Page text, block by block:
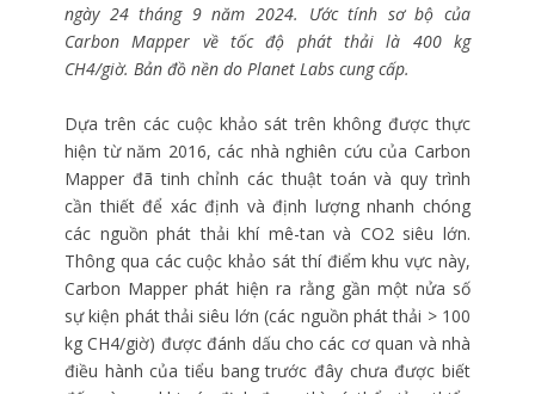
ngày 24 tháng 9 năm 2024. Ước tính sơ bộ của
Carbon Mapper về tốc độ phát thải là 400 kg
CH4/giờ. Bản đồ nền do Planet Labs cung cấp.
Dựa trên các cuộc khảo sát trên không được thực
hiện từ năm 2016, các nhà nghiên cứu của Carbon
Mapper đã tinh chỉnh các thuật toán và quy trình
cần thiết để xác định và định lượng nhanh chóng
các nguồn phát thải khí mê-tan và CO2 siêu lớn.
Thông qua các cuộc khảo sát thí điểm khu vực này,
Carbon Mapper phát hiện ra rằng gần một nửa số
sự kiện phát thải siêu lớn (các nguồn phát thải > 100
kg CH4/giờ) được đánh dấu cho các cơ quan và nhà
điều hành của tiểu bang trước đây chưa được biết